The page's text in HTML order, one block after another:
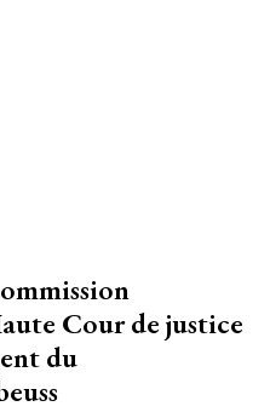
Cour de justice
du